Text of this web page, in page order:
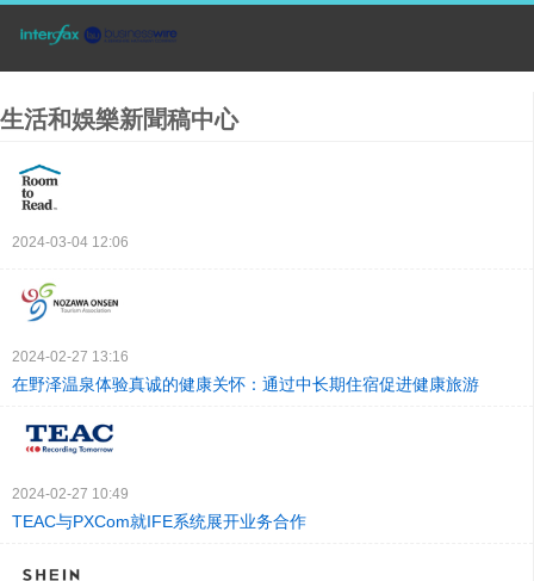
生活和娛樂新聞稿中心
2024-03-04 12:06
2024-02-27 13:16
在野泽温泉体验真诚的健康关怀：通过中长期住宿促进健康旅游
2024-02-27 10:49
TEAC与PXCom就IFE系统展开业务合作